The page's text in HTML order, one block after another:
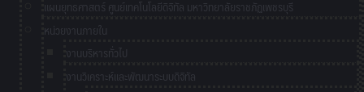
แผนยุทธศาสตร์ ศูนย์เทคโนโลยีดิจิทัล มหาวิทยาลัยราชภัฏเพชรบุรี
หน่วยงานภายใน
งานบริหารทั่วไป
งานวิเคราะห์และพัฒนาระบบดิจิทัล